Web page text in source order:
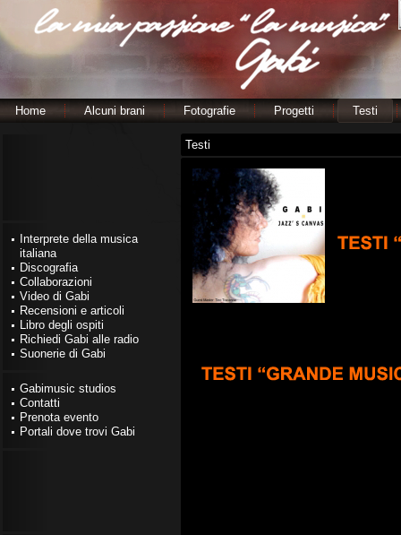
Home Alcuni brani Fotografie Progetti Testi
Interprete della musica
italiana
Discografia
Collaborazioni
Video di Gabi
Recensioni e articoli
Libro degli ospiti
Richiedi Gabi alle radio
Suonerie di Gabi
Gabimusic studios
Contatti
Prenota evento
Portali dove trovi Gabi
Testi